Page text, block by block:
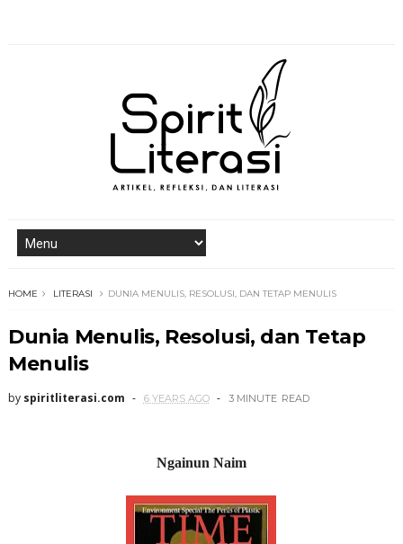
HOME LITERASI DUNIA MENULIS, RESOLUSI, DAN TETAP MENULIS
Dunia Menulis, Resolusi, dan Tetap
Menulis
by spiritliterasi.com 6 YEARS AGO 3 MINUTE READ
Ngainun Naim